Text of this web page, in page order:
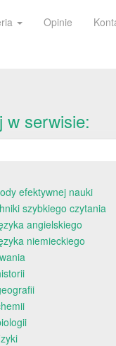
Opinie
w serwisie:
efektywnej nauki
szybkiego czytania
angielskiego
niemieckiego